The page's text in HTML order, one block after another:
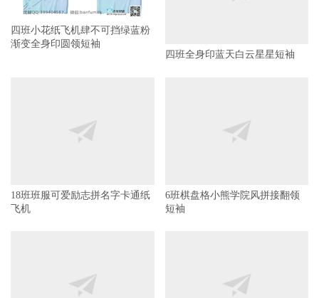
四班小花纸飞机肆不可挡绿蓝粉